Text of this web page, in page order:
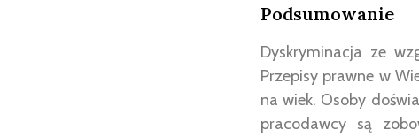
Podsumowanie
Dyskryminacja ze
Przepisy prawne w
na wiek. Osoby
pracodawcy są